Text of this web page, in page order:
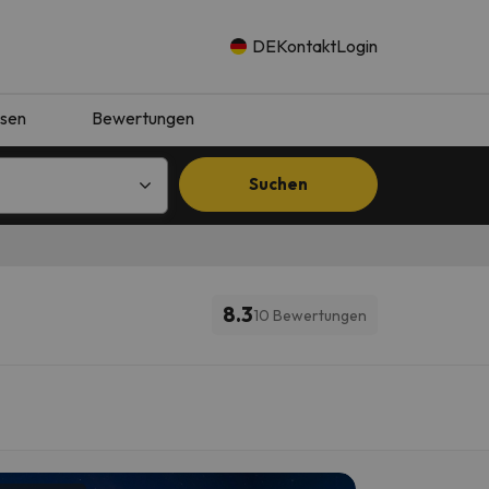
DEKontaktLogin
Bewertungen
Suchen
8.310 Bewertungen